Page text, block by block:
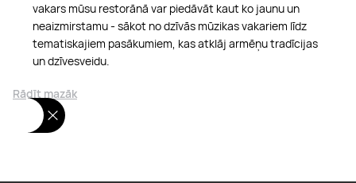
vakars mūsu restorānā var piedāvāt kaut ko jaunu un
neaizmirstamu - sākot no dzīvās mūzikas vakariem līdz
tematiskajiem pasākumiem, kas atklāj armēņu tradīcijas
un dzīvesveidu.
Rādīt mazāk